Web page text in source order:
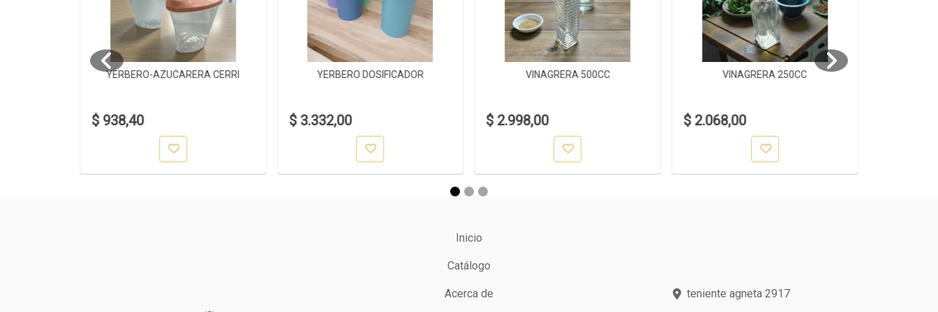
YERBERO-AZUCARERA CERRI
$ 938,40
YERBERO DOSIFICADOR
$ 3.332,00
VINAGRERA 500CC
$ 2.998,00
VINAGRERA 250CC
$ 2.068,00
Inicio
Catálogo
Acerca de teniente agneta 2917